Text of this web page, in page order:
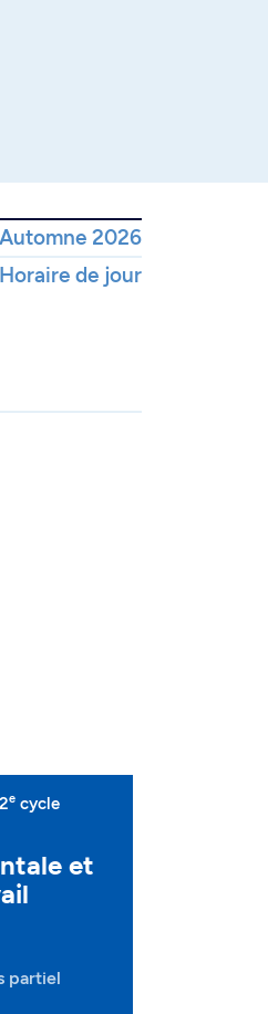
Automne 2026
Horaire de jour
e cycle
et
partiel